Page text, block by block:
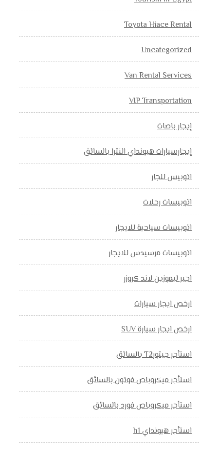
Toyota Hiace Rental
Uncategorized
Van Rental Services
VIP Transportation
إيجار باصات
إيجارسيارات هيونداي النترا بالسائق
اتوبيس للجار
اتوبيسات رحلات
اتوبيسات سياحية للايجار
اتوبيسات مرسيدس للايجار
اجير ليموزين لاند كروزر
ارخص ايجار سيارات
ارخص ايجار سيارة SUV
استأجر جيتورT2 بالسائق
استأجر ميكروباص فوتون بالسائق
استأجر ميكروباص فورد بالسائق
استأجر هيونداي h1